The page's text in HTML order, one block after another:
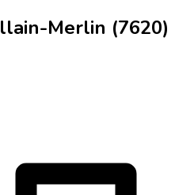
Merlin (7620)